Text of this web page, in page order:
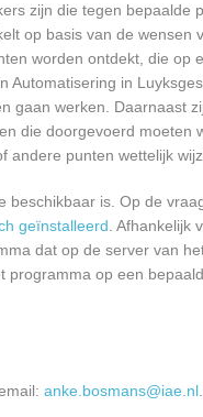
zijn die tegen bepaalde
op basis van de wensen
worden ontdekt, die op
Automatisering in
gaan werken. Daarnaast
die doorgevoerd moeten
punten wettelijk
is. Op de
geïnstalleerd . Afhankelijk
dat op de server van
op een
anke.bosmans@iae.nl